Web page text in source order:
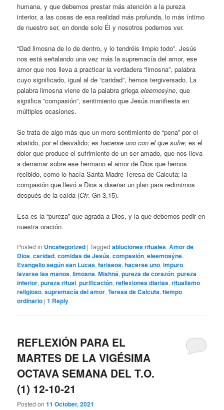
humana, y que debemos prestar más atención a la pureza
interior, a las cosas de esa realidad más profunda, lo más íntimo
de nuestro ser, en donde solo Él y nosotros podemos ver.
“Dad limosna de lo de dentro, y lo tendréis limpio todo”. Jesús
nos está señalando una vez más la supremacía del amor, ese
amor que nos lleva a practicar la verdadera “limosna”, palabra
cuyo significado, igual al de “caridad”, hemos tergiversado. La
palabra limosna viene de la palabra griegaeleemosýne, que
significa “compasión”, sentimiento que Jesús manifiesta en
múltiples ocasiones.
Se trata de algo más que un mero sentimiento de “pena” por el
abatido, por el desvalido; eshacerse uno con el que sufre; es el
dolor que produce el sufrimiento de un ser amado, que nos lleva
a derramar sobre ese hermano el amor de Dios que hemos
recibido, como lo hacía Santa Madre Teresa de Calcuta; la
compasión que llevó a Dios a diseñar un plan para redimirnos
después de la caída (Cfr. Gn 3,15).
Esa es la “pureza” que agrada a Dios, y la que debemos pedir en
nuestra oración.
Posted in Uncategorized |Tagged abluciones rituales,Amor de
Dios,caridad,comidas de Jesús,compasión,eleemosýne,
Evangelio según san Lucas,fariseos,hacerse uno,impuro,
lavarse las manos,limosna,Mishná,pureza de corazón,pureza
interior,pureza ritual,purificación,reflexiones diarias,ritualismo
religioso,supremacía del amor,Teresa de Calcuta,tiempo
ordinario |1 Reply
REFLEXIÓN PARA EL
MARTES DE LA VIGÉSIMA
OCTAVA SEMANA DEL T.O.
(1) 12-10-21
Posted on11 October, 2021